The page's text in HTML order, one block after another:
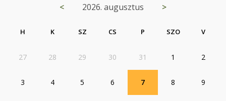
< 2026. augusztus >
H K SZ CS P SZO V
27 28 29 30 31 1 2
3 4 5 6 7 8 9